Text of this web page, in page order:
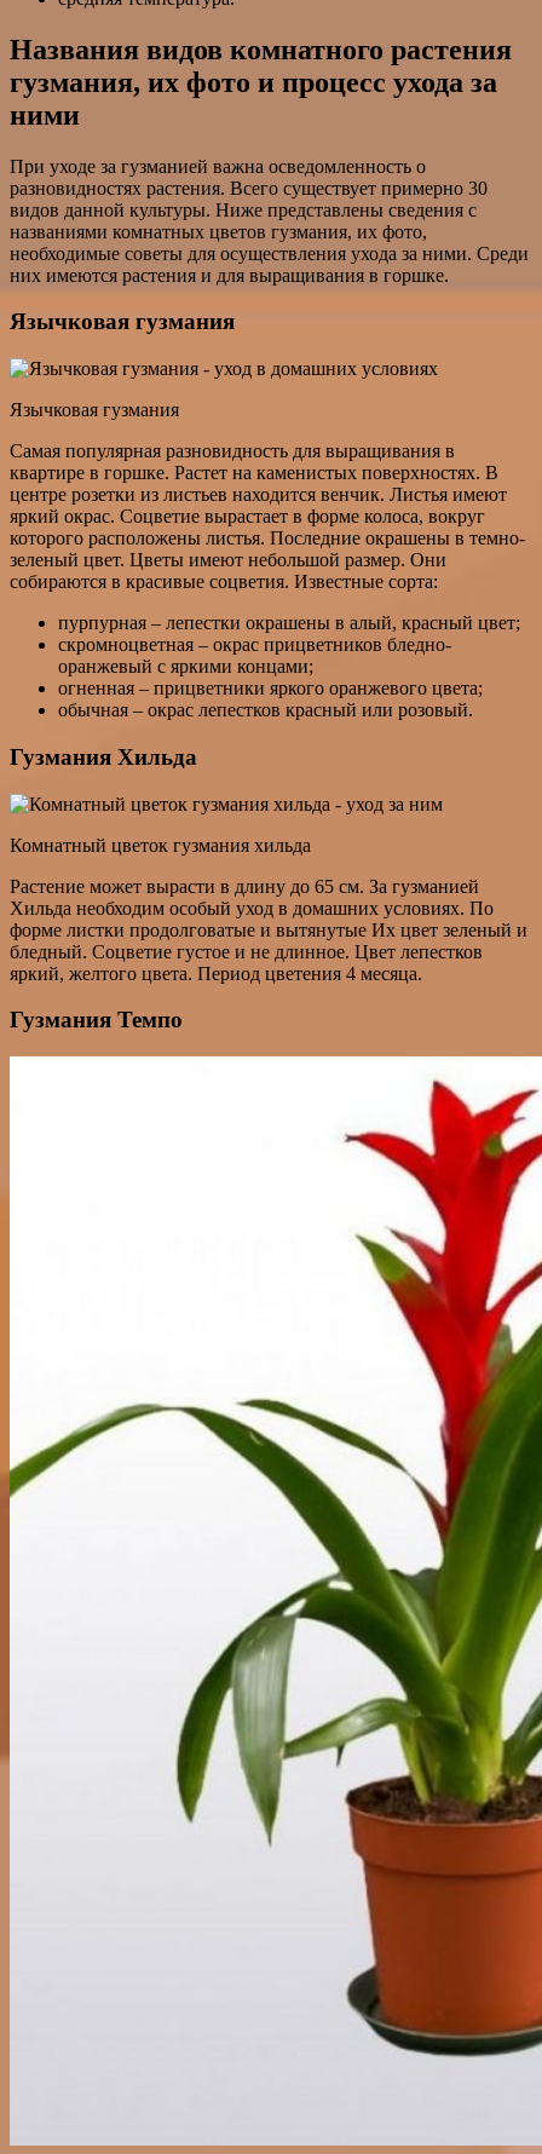
Названия видов комнатного растения
гузмания, их фото и процесс ухода за
ними
При уходе за гузманией важна осведомленность о
разновидностях растения. Всего существует примерно 30
видов данной культуры. Ниже представлены сведения с
названиями комнатных цветов гузмания, их фото,
необходимые советы для осуществления ухода за ними. Среди
них имеются растения и для выращивания в горшке.
Язычковая гузмания
Язычковая гузмания
Самая популярная разновидность для выращивания в
квартире в горшке. Растет на каменистых поверхностях. В
центре розетки из листьев находится венчик. Листья имеют
яркий окрас. Соцветие вырастает в форме колоса, вокруг
которого расположены листья. Последние окрашены в темно-
зеленый цвет. Цветы имеют небольшой размер. Они
собираются в красивые соцветия. Известные сорта:
пурпурная – лепестки окрашены в алый, красный цвет;
скромноцветная – окрас прицветников бледно-
оранжевый с яркими концами;
огненная – прицветники яркого оранжевого цвета;
обычная – окрас лепестков красный или розовый.
Гузмания Хильда
Комнатный цветок гузмания хильда
Растение может вырасти в длину до 65 см. За гузманией
Хильда необходим особый уход в домашних условиях. По
форме листки продолговатые и вытянутые Их цвет зеленый и
бледный. Соцветие густое и не длинное. Цвет лепестков
яркий, желтого цвета. Период цветения 4 месяца.
Гузмания Темпо